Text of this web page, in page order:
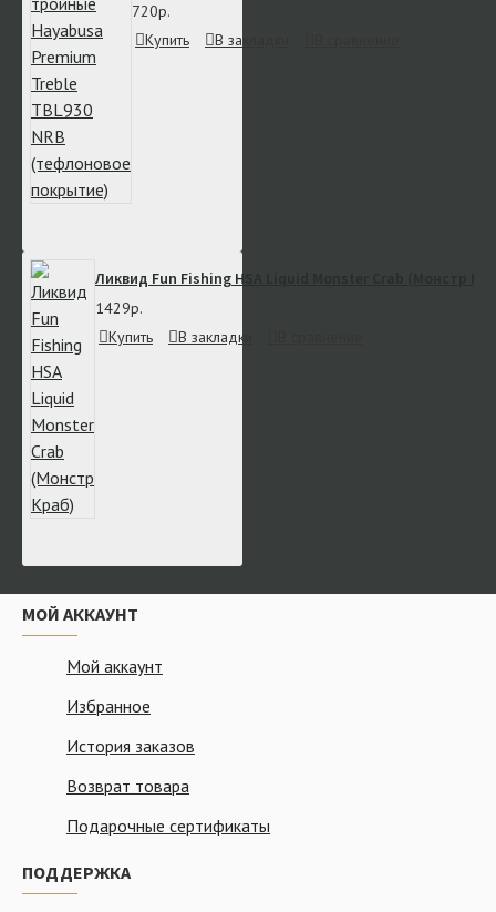
720р.
Купить
В закладки
Ликвид Fun Fishing HSA Liquid Monster Crab (Монстр
1429р.
Купить
В закладки
МОЙ АККАУНТ
Мой аккаунт
Избранное
История заказов
Возврат товара
Подарочные сертификаты
ПОДДЕРЖКА